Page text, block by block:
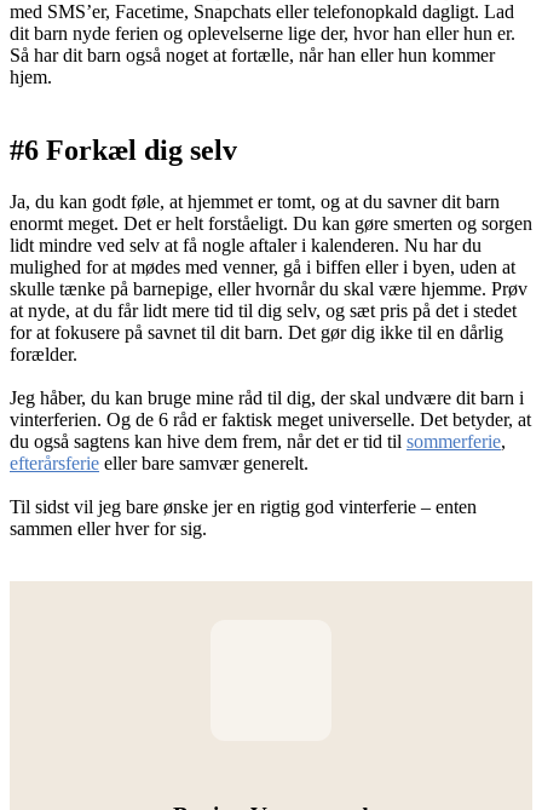
med SMS’er, Facetime, Snapchats eller telefonopkald dagligt. Lad
dit barn nyde ferien og oplevelserne lige der, hvor han eller hun er.
Så har dit barn også noget at fortælle, når han eller hun kommer
hjem.
#6 Forkæl dig selv
Ja, du kan godt føle, at hjemmet er tomt, og at du savner dit barn
enormt meget. Det er helt forståeligt. Du kan gøre smerten og sorgen
lidt mindre ved selv at få nogle aftaler i kalenderen. Nu har du
mulighed for at mødes med venner, gå i biffen eller i byen, uden at
skulle tænke på barnepige, eller hvornår du skal være hjemme. Prøv
at nyde, at du får lidt mere tid til dig selv, og sæt pris på det i stedet
for at fokusere på savnet til dit barn. Det gør dig ikke til en dårlig
forælder.
Jeg håber, du kan bruge mine råd til dig, der skal undvære dit barn i
vinterferien. Og de 6 råd er faktisk meget universelle. Det betyder, at
du også sagtens kan hive dem frem, når det er tid til sommerferie,
efterårsferie eller bare samvær generelt.
Til sidst vil jeg bare ønske jer en rigtig god vinterferie – enten
sammen eller hver for sig.